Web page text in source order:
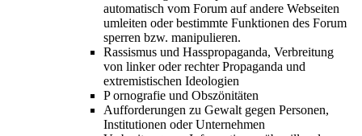
automatisch vom Forum auf andere Webseiten
umleiten oder bestimmte Funktionen des Forum
sperren bzw. manipulieren.
Rassismus und Hasspropaganda, Verbreitung
von linker oder rechter Propaganda und
extremistischen Ideologien
P ornografie und Obszönitäten
Aufforderungen zu Gewalt gegen Personen,
Institutionen oder Unternehmen